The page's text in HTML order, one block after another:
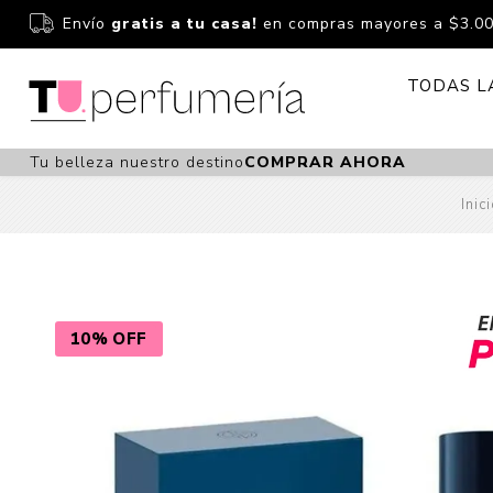
Envío gratis a tu casa! en compras mayores a
TODAS
Bebés
Perfumería
Fragancias
Fragancias
Tu belleza nuestro destinoCOMPRAR AHORA
10% OFF